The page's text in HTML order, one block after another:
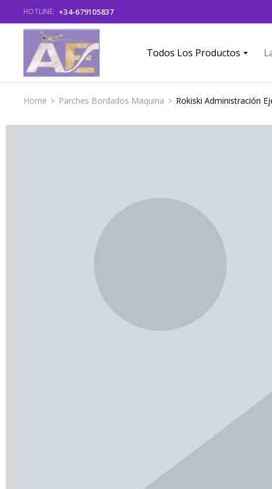
HOTLINE: +34-679105837
Todos Los Productos
You are here:
Home Parches Bordados Maquina Rokiski Administración